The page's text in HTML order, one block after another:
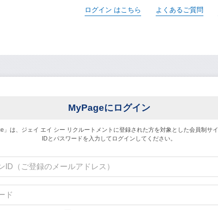
求人検索・転職事例
はじめに、あなたが活かしたい「ご経
ログイン はこちら よくあるご質問
MyPageにログイン
」は、ジェイ エイ シー リクルートメントに登録された方を対象とした会員制サイ
IDとパスワードを入力してログインしてください。